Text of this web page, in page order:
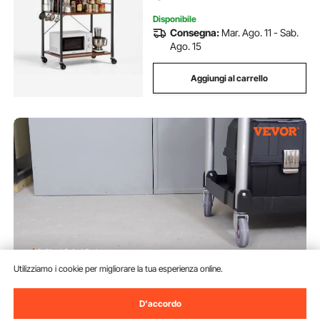
Disponibile
Consegna: Mar. Ago. 11 - Sab.
Ago. 15
Aggiungi al carrello
65x39x83cm Carrello a Mano
Multiuso 3 Ripiani Capacità
Utilizziamo i cookie per migliorare la tua esperienza online.
D'accordo